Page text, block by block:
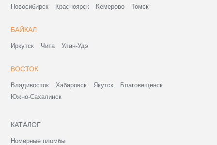
Новосибирск Красноярск Кемерово Томск
БАЙКАЛ
Иркутск Чита Улан-Удэ
ВОСТОК
Владивосток Хабаровск Якутск
Благовещенск
Южно-Сахалинск
КАТАЛОГ
Номерные пломбы